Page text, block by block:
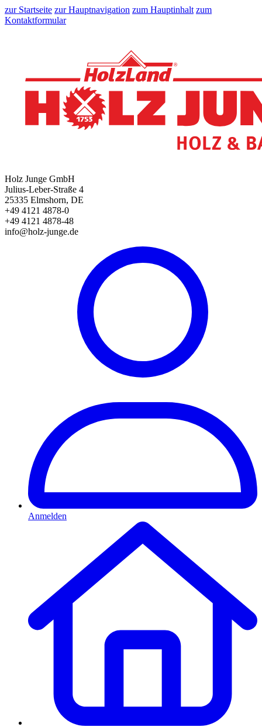
zur Startseite zur Hauptnavigation zum Hauptinhalt zum
Kontaktformular
Holz Junge GmbH
Julius-Leber-Straße 4
25335 Elmshorn, DE
+49 4121 4878-0
+49 4121 4878-48
info@holz-junge.de
Anmelden